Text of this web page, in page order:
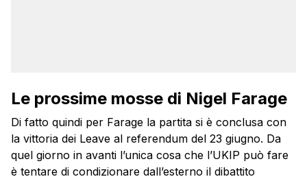
Le prossime mosse di Nigel Farage
Di fatto quindi per Farage la partita si è conclusa con
la vittoria dei Leave al referendum del 23 giugno. Da
quel giorno in avanti l’unica cosa che l’UKIP può fare
è tentare di condizionare dall’esterno il dibattito